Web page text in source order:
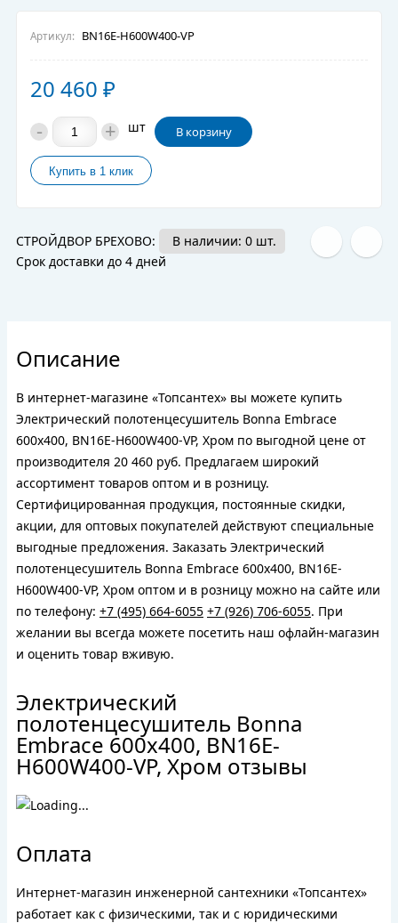
Артикул: BN16E-H600W400-VP
20 460 ₽
- + шт В корзину
СТРОЙДВОР БРЕХОВО:
В наличии: 0 шт.
Срок доставки до 4 дней
Описание
В интернет-магазине «Топсантех» вы можете купить
Электрический полотенцесушитель Bonna Embrace
600x400, BN16E-H600W400-VP, Хром по выгодной цене от
производителя 20 460 руб. Предлагаем широкий
ассортимент товаров оптом и в розницу.
Сертифицированная продукция, постоянные скидки,
акции, для оптовых покупателей действуют специальные
выгодные предложения. Заказать Электрический
полотенцесушитель Bonna Embrace 600x400, BN16E-
H600W400-VP, Хром оптом и в розницу можно на сайте или
по телефону: +7 (495) 664-6055 +7 (926) 706-6055. При
желании вы всегда можете посетить наш офлайн-магазин
и оценить товар вживую.
Электрический
полотенцесушитель Bonna
Embrace 600x400, BN16E-
H600W400-VP, Хром отзывы
Оплата
Интернет-магазин инженерной сантехники «Топсантех»
работает как с физическими, так и с юридическими